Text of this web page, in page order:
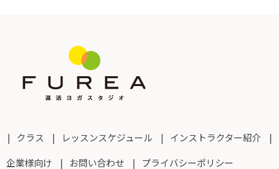
クラス レッスンスケジュール インストラクター紹介
企業様向け お問い合わせ プライバシーポリシー